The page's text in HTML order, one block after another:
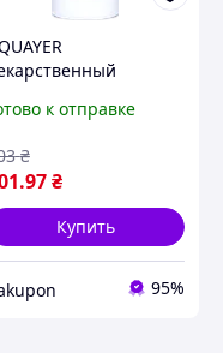
100 мл
к отправке
.97₴
₴
Купить
95%